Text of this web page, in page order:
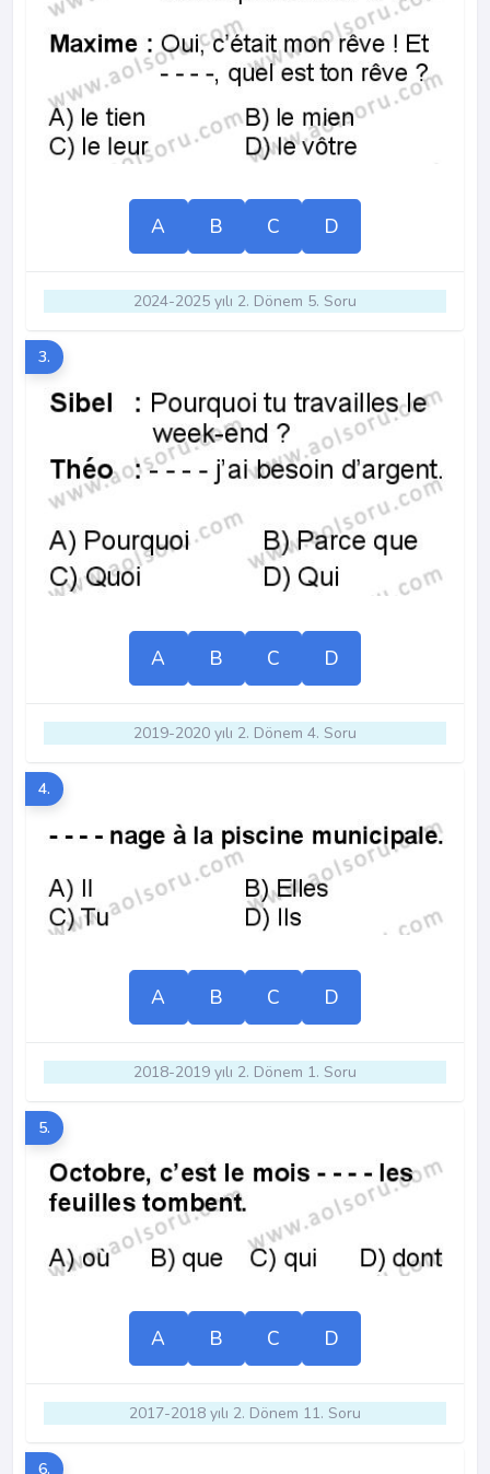
A B C D
2024-2025 yılı 2. Dönem 5. Soru
3.
A B C D
2019-2020 yılı 2. Dönem 4. Soru
4.
A B C D
2018-2019 yılı 2. Dönem 1. Soru
5.
A B C D
2017-2018 yılı 2. Dönem 11. Soru
6.